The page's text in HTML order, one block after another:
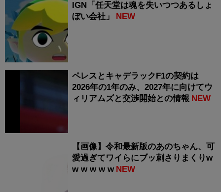
IGN「任天堂は魂を失いつつあるしょ
ぼい会社」
NEW
ペレスとキャデラックF1の契約は
2026年の1年のみ、2027年に向けてウ
ィリアムズと交渉開始との情報 NEW
【画像】令和最新版のあのちゃん、可
愛過ぎてワイらにブッ刺さりまくりw
w w w w w NEW